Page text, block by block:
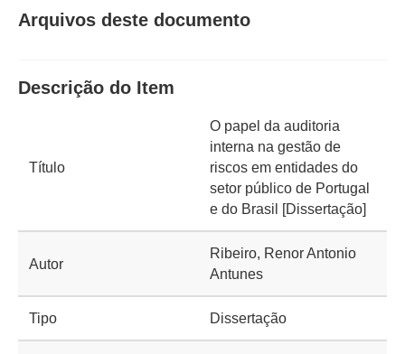
Arquivos deste documento
Descrição do Item
Título
O papel da auditoria
interna na gestão de
riscos em entidades do
setor público de Portugal
e do Brasil [Dissertação]
Autor
Ribeiro, Renor Antonio
Antunes
Tipo Dissertação